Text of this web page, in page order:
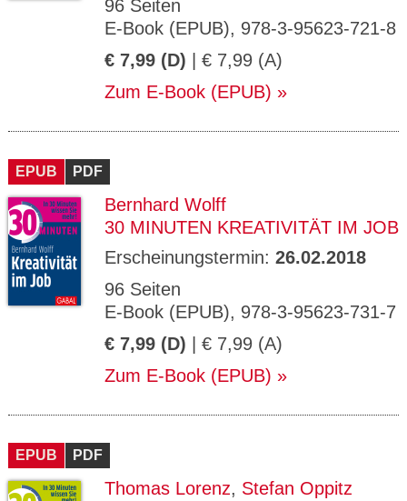
96 Seiten
E-Book (EPUB), 978-3-95623-721-8
€ 7,99 (D) | € 7,99 (A)
Zum E-Book (EPUB)
EPUB PDF
Bernhard Wolff
30 MINUTEN KREATIVITÄT IM JOB
Erscheinungstermin: 26.02.2018
96 Seiten
E-Book (EPUB), 978-3-95623-731-7
€ 7,99 (D) | € 7,99 (A)
Zum E-Book (EPUB)
EPUB PDF
Thomas Lorenz, Stefan Oppitz